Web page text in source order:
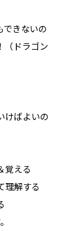
できないの
（ドラゴン
けばよいの
覚える
理解する